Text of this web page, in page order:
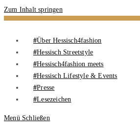
Zum Inhalt springen
Über Hessisch4fashion
Hessisch Streetstyle
Hessisch4fashion meets
Hessisch Lifestyle & Events
Presse
Lesezeichen
Menü Schließen